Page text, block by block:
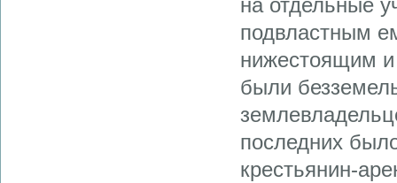
на отдельные
подвластным
нижестоящим и
были
последних
крестьянин-